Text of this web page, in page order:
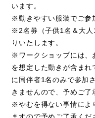
います。
※動きやすい服装でご参
※2名券（子供1名＆大人
りいたします。
※ワークショップには、
を想定した動きが含まれ
に同伴者1名のみで参加
きませんので、予めご了
※やむを得ない事情によ
ますので予めご了承くだ